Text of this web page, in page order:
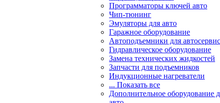
Программаторы ключей авто
Чип-тюнинг
Эмуляторы для авто
Гаражное оборудование
Автоподъемники для
Гидравлическое оборудование
Замена технических жидкостей
Запчасти для подъемников
Индукционные нагреватели
... Показать все
Дополнительное оборудование